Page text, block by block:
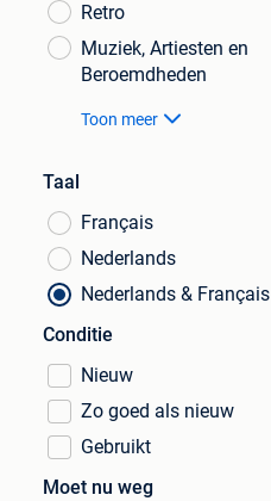
Retro
Muziek, Artiesten en
Beroemdheden
Toon meer
Taal
Français
Nederlands
Nederlands & Français
Conditie
Nieuw
Zo goed als nieuw
Gebruikt
Moet nu weg